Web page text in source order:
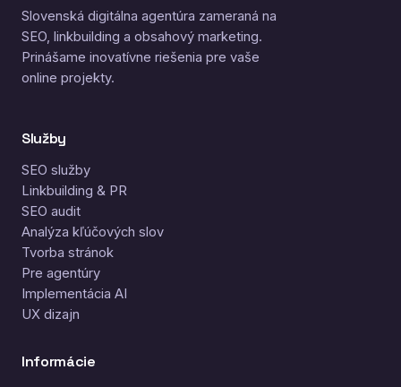
Slovenská digitálna agentúra zameraná na
SEO, linkbuilding a obsahový marketing.
Prinášame inovatívne riešenia pre vaše
online projekty.
Služby
SEO služby
Linkbuilding & PR
SEO audit
Analýza kľúčových slov
Tvorba stránok
Pre agentúry
Implementácia AI
UX dizajn
Informácie